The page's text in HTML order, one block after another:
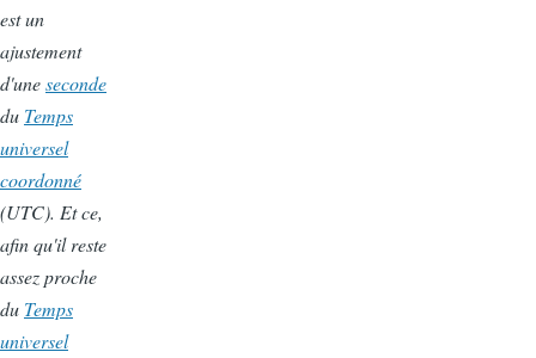
est un
ajustement
d'uneseconde
du Temps
universel
coordonné
(UTC). Et ce,
afin qu'il reste
assez proche
du Temps
universel